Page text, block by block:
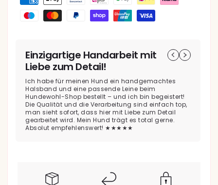
Einzigartige Handarbeit mit
Liebe zum Detail!
Ich habe für meinen Hund ein handgemachtes
Halsband und eine passende Leine beim
Hundewohl-Shop bestellt – und ich bin begeistert!
Die Qualität und die Verarbeitung sind einfach top,
man sieht sofort, dass hier mit Liebe zum Detail
gearbeitet wird. Mein Hund trägt es total gerne.
Absolut empfehlenswert! ★★★★★